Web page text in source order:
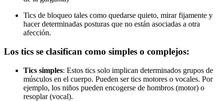
Tics de bloqueo tales como quedarse quieto, mirar fijamente y
hacer determinadas posturas que no están asociadas a otra
afección.
Los tics se clasifican como simples o complejos:
Tics simples: Estos tics solo implican determinados grupos de
músculos en el cuerpo. Pueden ser tics motores o vocales. Por
ejemplo, los niños pueden encogerse de hombros (motor) o
resoplar (vocal).